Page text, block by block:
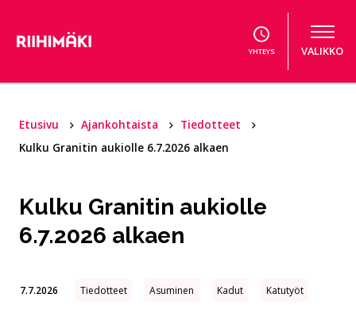
YHTEYS VALIKKO
Etusivu Ajankohtaista
Tiedotteet
Kulku Granitin aukiolle 6.7.2026 alkaen
Kulku Granitin aukiolle
6.7.2026 alkaen
7.7.2026 Tiedotteet Asuminen Kadut Katutyöt